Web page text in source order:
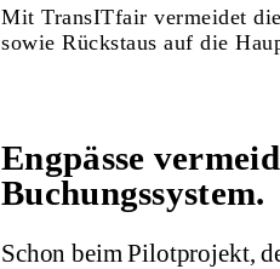
Mit TransITfair vermeidet die
sowie Rückstaus auf die
Engpässe
Buchungssystem.
Schon beim Pilotprojekt,